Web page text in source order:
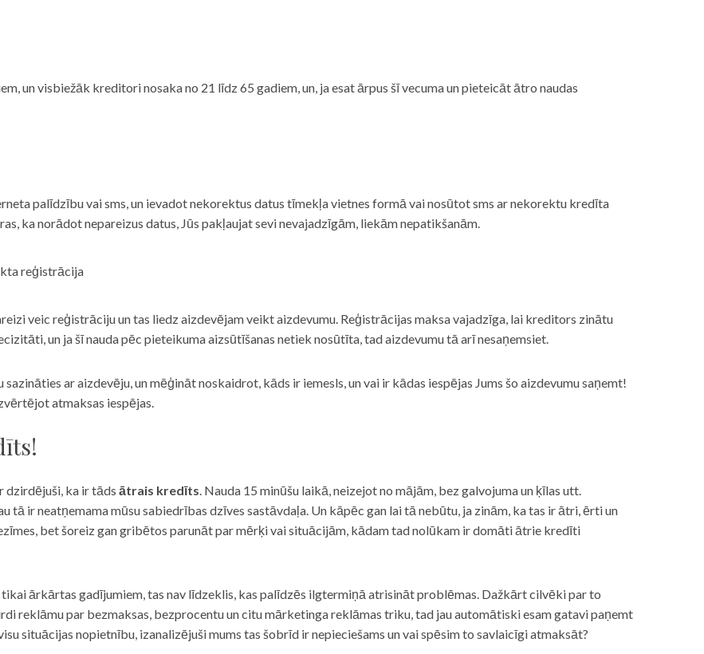
un visbiežāk kreditori nosaka no 21 līdz 65 gadiem, un, ja esat ārpus šī vecuma un pieteicāt ātro naudas
palīdzību vai sms, un ievadot nekorektus datus tīmekļa vietnes formā vai nosūtot sms ar nekorektu kredīta
ka norādot nepareizus datus, Jūs pakļaujat sevi nevajadzīgām, liekām nepatikšanām.
reģistrācija
veic reģistrāciju un tas liedz aizdevējam veikt aizdevumu. Reģistrācijas maksa vajadzīga, lai kreditors zinātu
un ja šī nauda pēc pieteikuma aizsūtīšanas netiek nosūtīta, tad aizdevumu tā arī nesaņemsiet.
sazināties ar aizdevēju, un mēģināt noskaidrot, kāds ir iemesls, un vai ir kādas iespējas Jums šo aizdevumu saņemt!
atmaksas iespējas.
dzirdējuši, ka ir tāds ātrais kredīts. Nauda 15 minūšu laikā, neizejot no mājām, bez galvojuma un ķīlas utt.
tā ir neatņemama mūsu sabiedrības dzīves sastāvdaļa. Un kāpēc gan lai tā nebūtu, ja zinām, ka tas ir ātri, ērti un
bet šoreiz gan gribētos parunāt par mērķi vai situācijām, kādam tad nolūkam ir domāti ātrie kredīti
ārkārtas gadījumiem, tas nav līdzeklis, kas palīdzēs ilgtermiņā atrisināt problēmas. Dažkārt cilvēki par to
reklāmu par bezmaksas, bezprocentu un citu mārketinga reklāmas triku, tad jau automātiski esam gatavi paņemt
situācijas nopietnību, izanalizējuši mums tas šobrīd ir nepieciešams un vai spēsim to savlaicīgi atmaksāt?